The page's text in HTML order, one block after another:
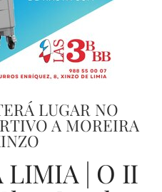
LUGAR NO
A MOREIRA
LIMIA | O II